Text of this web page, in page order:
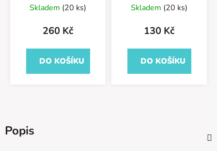
55/581/400
Skladem (20 ks)
260 Kč
DO KOŠÍKU
Skladem (20 ks)
130 Kč
DO KOŠÍKU
Popis